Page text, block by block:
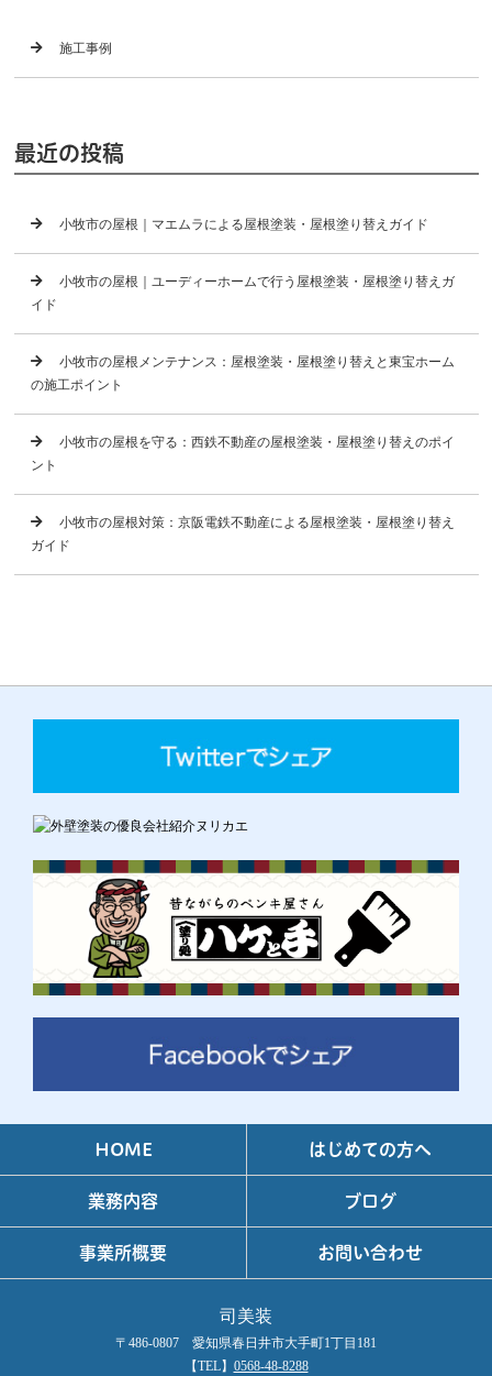
施工事例
最近の投稿
小牧市の屋根｜マエムラによる屋根塗装・屋根塗り替えガイド
小牧市の屋根｜ユーディーホームで行う屋根塗装・屋根塗り替えガ
イド
小牧市の屋根メンテナンス：屋根塗装・屋根塗り替えと東宝ホーム
の施工ポイント
小牧市の屋根を守る：西鉄不動産の屋根塗装・屋根塗り替えのポイ
ント
小牧市の屋根対策：京阪電鉄不動産による屋根塗装・屋根塗り替え
ガイド
HOME はじめての方へ
業務内容 ブログ
事業所概要 お問い合わせ
司美装
〒486-0807 愛知県春日井市大手町1丁目181
【TEL】 0568-48-8288